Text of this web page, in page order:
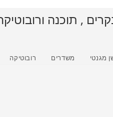
, תוכנה
מגנטי משדרים רובוטיקה